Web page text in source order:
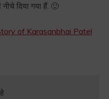
नीचे दिया गया हैं. 🙂
of Karasanbhai Patel